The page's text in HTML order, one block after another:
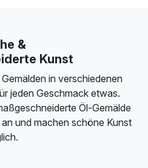
&
Kunst
in verschiedenen
jeden Geschmack etwas.
Öl-Gemälde
und machen schöne Kunst